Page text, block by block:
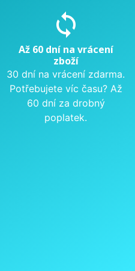
sync
Až 60 dní na vrácení
zboží
30 dní na vrácení zdarma.
Potřebujete víc času? Až
60 dní za drobný
poplatek.